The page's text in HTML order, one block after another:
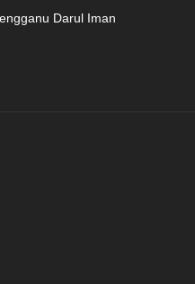
Darul Iman